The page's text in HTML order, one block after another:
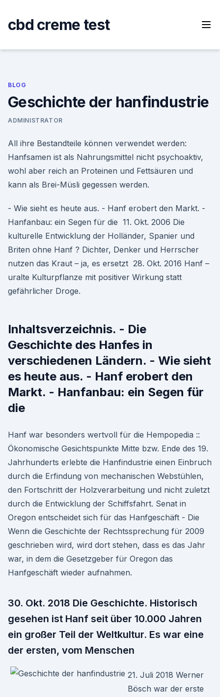
content
cbd creme test
BLOG
Geschichte der hanfindustrie
ADMINISTRATOR
All ihre Bestandteile können verwendet werden:
Hanfsamen ist als Nahrungsmittel nicht psychoaktiv,
wohl aber reich an Proteinen und Fettsäuren und
kann als Brei-Müsli gegessen werden.
- Wie sieht es heute aus. - Hanf erobert den Markt. -
Hanfanbau: ein Segen für die 11. Okt. 2006 Die
kulturelle Entwicklung der Holländer, Spanier und
Briten ohne Hanf ? Dichter, Denker und Herrscher
nutzen das Kraut – ja, es ersetzt 28. Okt. 2016 Hanf –
uralte Kulturpflanze mit positiver Wirkung statt
gefährlicher Droge.
Inhaltsverzeichnis. - Die
Geschichte des Hanfes in
verschiedenen Ländern. - Wie sieht
es heute aus. - Hanf erobert den
Markt. - Hanfanbau: ein Segen für
die
Hanf war besonders wertvoll für die Hempopedia ::
Ökonomische Gesichtspunkte Mitte bzw. Ende des 19.
Jahrhunderts erlebte die Hanfindustrie einen Einbruch
durch die Erfindung von mechanischen Webstühlen,
den Fortschritt der Holzverarbeitung und nicht zuletzt
durch die Entwicklung der Schiffsfahrt. Senat in
Oregon entscheidet sich für das Hanfgeschäft - Die
Wenn die Geschichte der Rechtssprechung für 2009
geschrieben wird, wird dort stehen, dass es das Jahr
war, in dem die Gesetzgeber für Oregon das
Hanfgeschäft wieder aufnahmen.
30. Okt. 2018 Die Geschichte. Historisch
gesehen ist Hanf seit über 10.000 Jahren
ein großer Teil der Weltkultur. Es war eine
der ersten, vom Menschen
21. Juli 2018 Werner
Bösch war der erste